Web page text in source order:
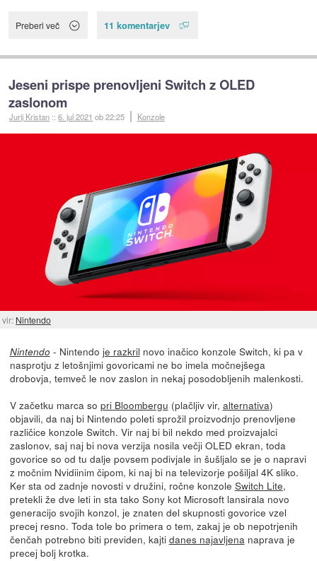
Preberi več 11 komentarjev
Jeseni prispe prenovljeni Switch z OLED
zaslonom
Jurij Kristan ::6. jul 2021 ob 22:25 Konzole
vir: Nintendo
Nintendo - Nintendo je razkril novo inačico konzole Switch, ki pa v
nasprotju z letošnjimi govoricami ne bo imela močnejšega
drobovja, temveč le nov zaslon in nekaj posodobljenih malenkosti.
V začetku marca so pri Bloombergu (plačljiv vir, alternativa)
objavili, da naj bi Nintendo poleti sprožil proizvodnjo prenovljene
različice konzole Switch. Vir naj bi bil nekdo med proizvajalci
zaslonov, saj naj bi nova verzija nosila večji OLED ekran, toda
govorice so od tu dalje povsem podivjale in šušljalo se je o napravi
z močnim Nvidiinim čipom, ki naj bi na televizorje pošiljal 4K sliko.
Ker sta od zadnje novosti v družini, ročne konzole Switch Lite,
pretekli že dve leti in sta tako Sony kot Microsoft lansirala novo
generacijo svojih konzol, je znaten del skupnosti govorice vzel
precej resno. Toda tole bo primera o tem, zakaj je ob nepotrjenih
čenčah potrebno biti previden, kajti danes najavljenanaprava je
precej bolj krotka.